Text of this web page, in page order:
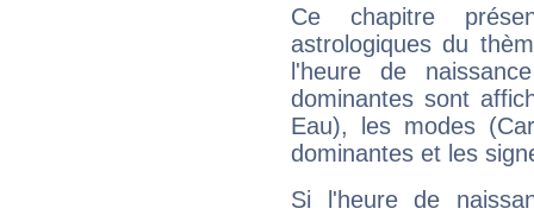
Ce chapitre
astrologiques du
l'heure de
dominantes sont
Eau), les modes
dominantes et les
Si l'heure de